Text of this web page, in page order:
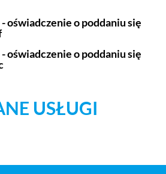
oświadczenie o poddaniu się
oświadczenie o poddaniu się
USŁUGI